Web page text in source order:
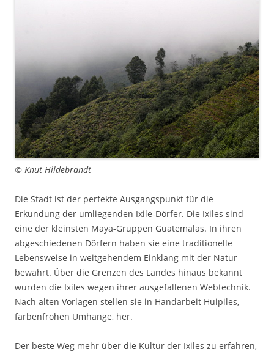
© Knut Hildebrandt
Die Stadt ist der perfekte Ausgangspunkt für die
Erkundung der umliegenden Ixile-Dörfer. Die Ixiles sind
eine der kleinsten Maya-Gruppen Guatemalas. In ihren
abgeschiedenen Dörfern haben sie eine traditionelle
Lebensweise in weitgehendem Einklang mit der Natur
bewahrt. Über die Grenzen des Landes hinaus bekannt
wurden die Ixiles wegen ihrer ausgefallenen Webtechnik.
Nach alten Vorlagen stellen sie in Handarbeit Huipiles,
farbenfrohen Umhänge, her.
Der beste Weg mehr über die Kultur der Ixiles zu erfahren,